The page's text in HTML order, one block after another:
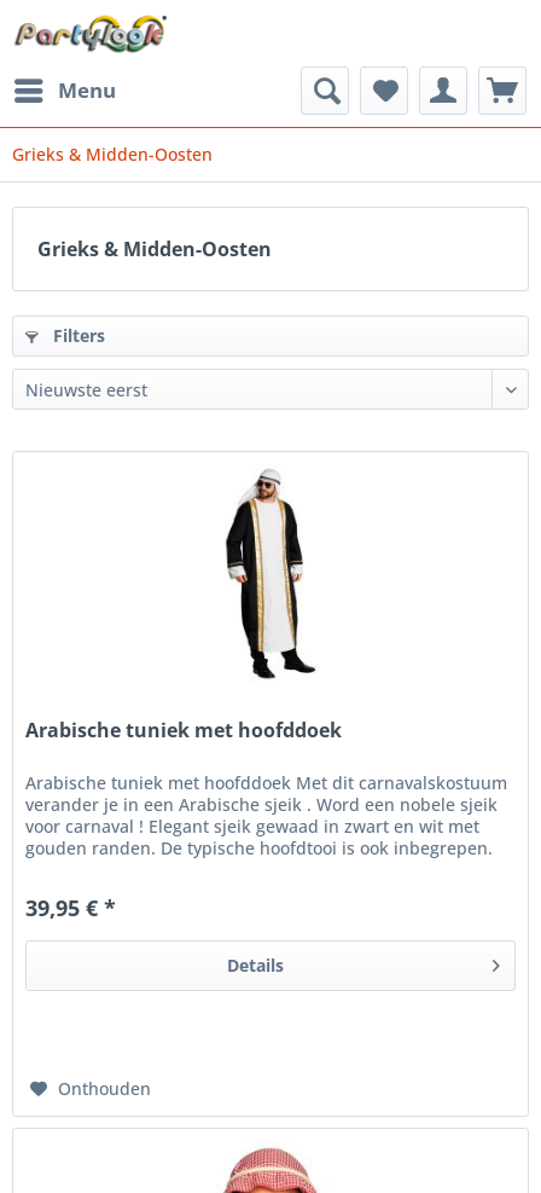
Menu
Grieks & Midden-Oosten
Grieks & Midden-Oosten
Filters
Arabische tuniek met hoofddoek
Arabische tuniek met hoofddoek Met dit carnavalskostuum
verander je in een Arabische sjeik . Word een nobele sjeik
voor carnaval ! Elegant sjeik gewaad in zwart en wit met
gouden randen. De typische hoofdtooi is ook inbegrepen.
39,95 € *
Details
Onthouden